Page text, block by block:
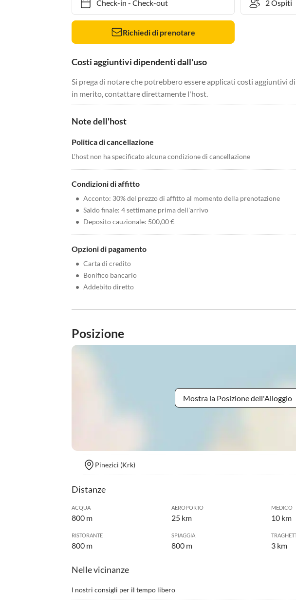
Check-in- Check-out
Richiedi di prenotare
Costi aggiuntivi dipendenti dall'uso
Si prega di notare che potrebbero essere applicati costi aggiuntivi
in merito, contattare direttamente l'host.
Note dell'host
Politica di cancellazione
L'host non ha specificato alcuna condizione di cancellazione
Condizioni di affitto
• Acconto: 30% del prezzo di affitto al momento della prenotazione
• Saldo finale: 4 settimane prima dell'arrivo
• Deposito cauzionale: 500,00 €
Opzioni di pagamento
• Carta di credito
• Bonifico bancario
• Addebito diretto
Posizione
Mostra la Posizione dell'Alloggio
Pinezici (Krk)
Distanze
ACQUA
800 m
AEROPORTO
25 km
MEDICO
10 km
RISTORANTE
800 m
SPIAGGIA
800 m 3 km
Nelle vicinanze
I nostri consigli per il tempo libero